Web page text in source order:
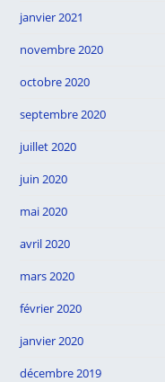
janvier 2021
novembre 2020
octobre 2020
septembre 2020
juillet 2020
juin 2020
mai 2020
avril 2020
mars 2020
février 2020
janvier 2020
décembre 2019